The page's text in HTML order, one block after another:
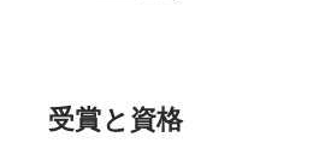
受賞と資格